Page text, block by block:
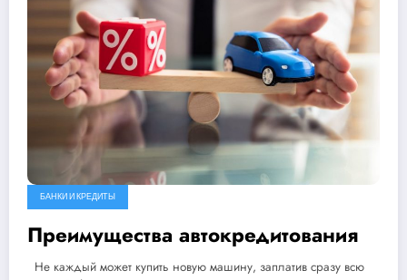
БАНКИ И КРЕДИТЫ
Преимущества автокредитования
Не каждый может купить новую машину, заплатив сразу всю